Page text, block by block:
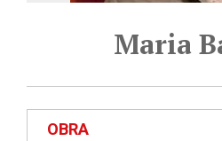
Maria
OBRA